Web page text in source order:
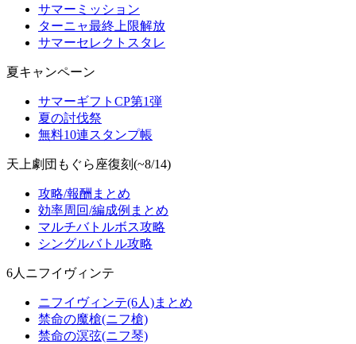
サマーミッション
ターニャ最終上限解放
サマーセレクトスタレ
夏キャンペーン
サマーギフトCP第1弾
夏の討伐祭
無料10連スタンプ帳
天上劇団もぐら座復刻(~8/14)
攻略/報酬まとめ
効率周回/編成例まとめ
マルチバトルボス攻略
シングルバトル攻略
6人ニフイヴィンテ
ニフイヴィンテ(6人)まとめ
禁命の魔槍(ニフ槍)
禁命の溟弦(ニフ琴)